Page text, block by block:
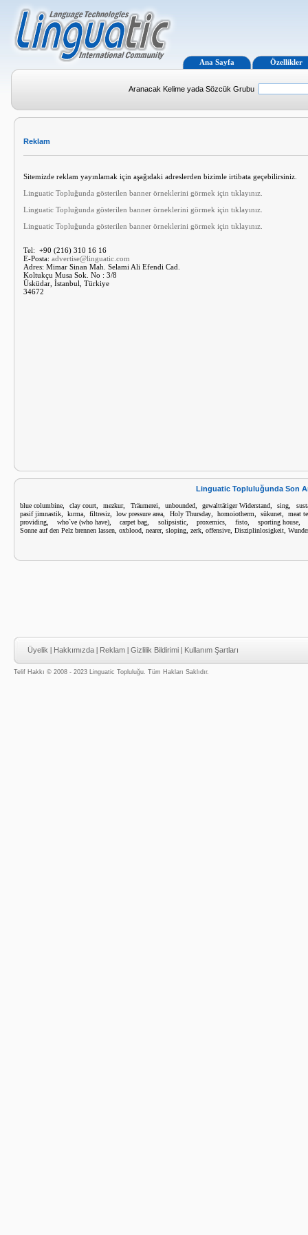
Ana Sayfa Özellikler
Aranacak Kelime yada Sözcük Grubu
Reklam
Sitemizde reklam yayınlamak için aşağıdaki adreslerden bizimle irtibata geçebilirsiniz.
Linguatic Topluğunda gösterilen banner örneklerini görmek için tıklayınız.
Linguatic Topluğunda gösterilen banner örneklerini görmek için tıklayınız.
Linguatic Topluğunda gösterilen banner örneklerini görmek için tıklayınız.
Tel: +90 (216) 310 16 16
E-Posta: advertise@linguatic.com
Adres: Mimar Sinan Mah. Selami Ali Efendi Cad.
Koltukçu Musa Sok. No : 3/8
Üsküdar, İstanbul, Türkiye
34672
Linguatic Topluluğunda Son
blue columbine ,clay court ,mezkur, Träumerei unbounded,gewalttätiger Widerstand ,sing
pasif jimnastik ,kırma ,filtresiz ,low pressure area Holy Thursday, homoiotherm sükunet,meat
providing ,who`ve (who have) ,carpet bag solipsistic, proxemics, fisto,sporting house
Sonne auf den Pelz brennen lassen oxblood nearer, sloping zerk offensive Disziplinlosigkeit
Üyelik | Hakkımızda | Reklam | Gizlilik Bildirimi | Kullanım Şartları
Telif Hakkı © 2008 - 2023 Linguatic Topluluğu. Tüm Hakları Saklıdır.